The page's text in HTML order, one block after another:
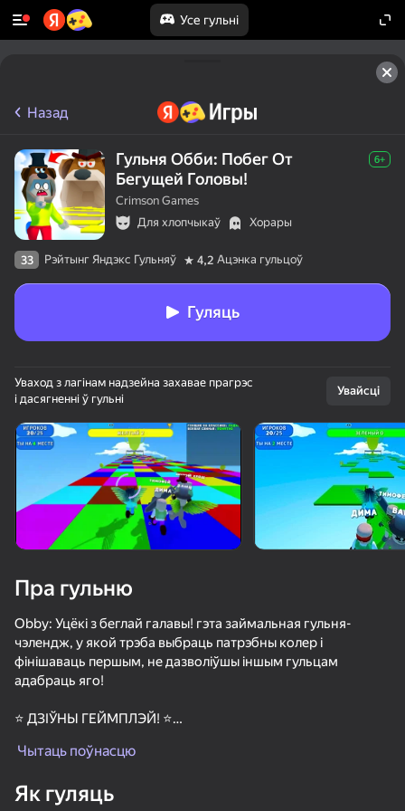
Усе гульні
Павярніце прыладу
Гульня працуе толькі ў гарызантальнай
арыентацыі
Бро и странная семейка
Назад
Гульня Обби: Побег От
Бегущей Головы!
6+
Crimson Games
Для хлопчыкаў
Хорары
33 Рэйтынг Яндэкс Гульняў 4,2 Ацэнка гульцоў
Гуляць
Уваход з лагінам надзейна захавае прагрэс
і дасягненні ў гульні
Увайсці
Пра гульню
Obby: Уцёкі з беглай галавы! гэта займальная гульня-
чэлендж, у якой трэба выбраць патрэбны колер і
фінішаваць першым, не дазволіўшы іншым гульцам
адабраць яго!
⭐ ДЗІЎНЫ ГЕЙМПЛЭЙ! ⭐
засумаваць!
⭐ ВЫБЕРЫЦЕ ПАТРЭБНЫ КОЛЕР! ⭐
Чытаць поўнасцю
Як гуляць